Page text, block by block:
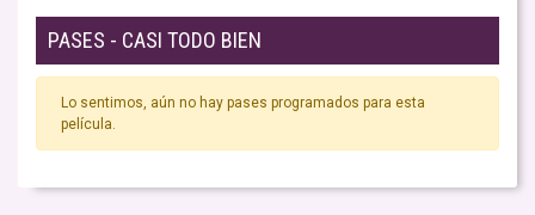
PASES - CASI TODO BIEN
Lo sentimos, aún no hay pases programados para esta
película.